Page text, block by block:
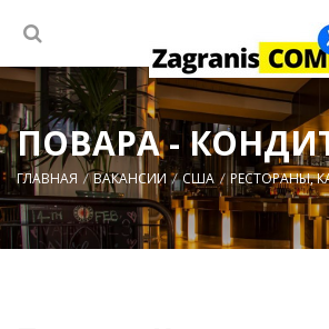
ПОВАРА -
ГЛАВНАЯ ВАКАНСИИ США РЕСТОРАНЫ,